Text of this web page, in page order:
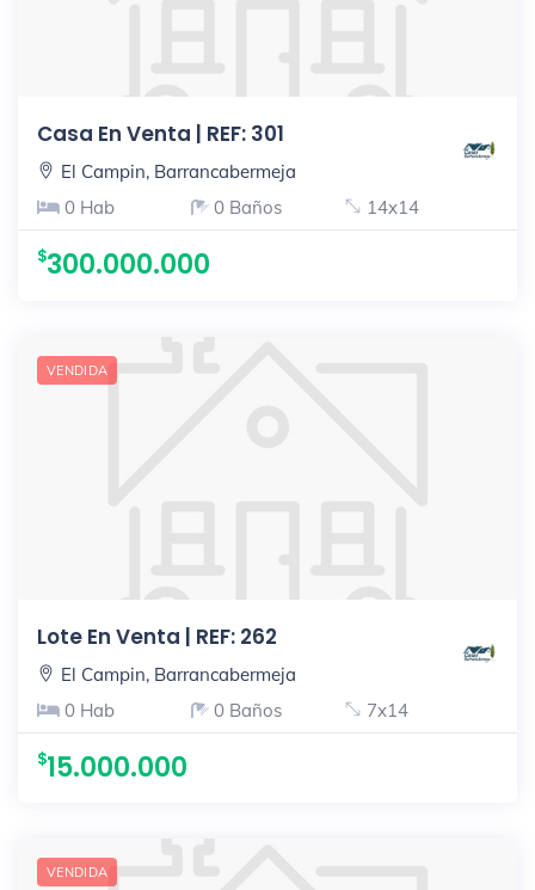
Casa En Venta | REF: 301
El Campin, Barrancabermeja
0 Hab
0 Baños 14x14
300.000.000
VENDIDA
Lote En Venta | REF: 262
El Campin, Barrancabermeja
0 Hab
0 Baños 7x14
15.000.000
VENDIDA